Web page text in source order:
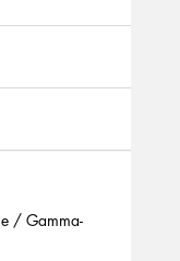
/ Gamma-